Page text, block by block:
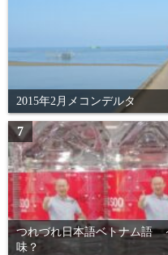
2015年2月メコンデルタ
7
つれづれ日本語ベトナム語
味？